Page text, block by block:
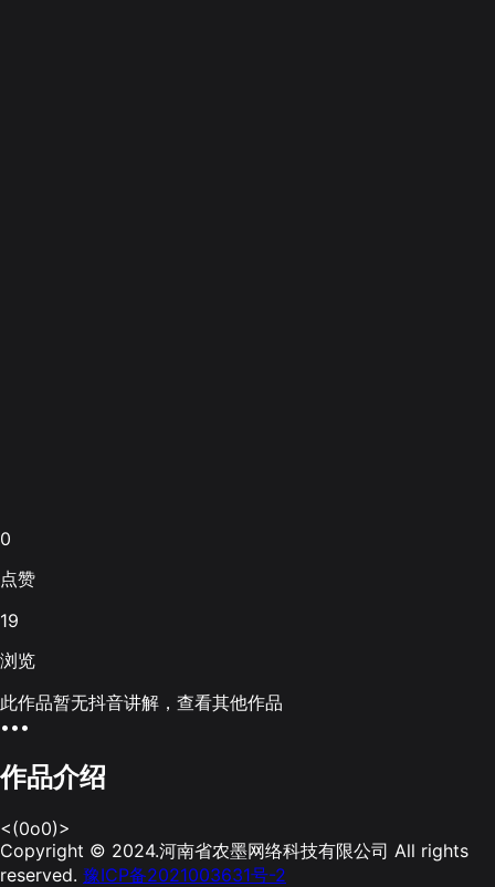
0
点赞
19
浏览
此作品暂无抖音讲解，查看其他作品
•••
作品介绍
<(0o0)>
Copyright © 2024.河南省农墨网络科技有限公司 All rights
reserved. 豫ICP备2021003631号-2